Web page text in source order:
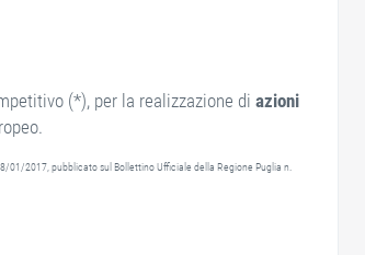
(*), per la realizzazione di azioni
2017, pubblicato sul Bollettino Ufficiale della Regione Puglia n.